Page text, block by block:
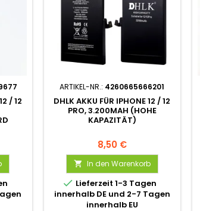
/ 12
ARTIKEL-NR.: 4260665666201
DHLK AKKU FÜR IPHONE 12 / 12
PRO, 3.200MAH (HOHE
KAPAZITÄT)
8,50 €
 In den Warenkorb
 Lieferzeit 1-3 Tagen
innerhalb DE und 2-7 Tagen
innerhalb EU